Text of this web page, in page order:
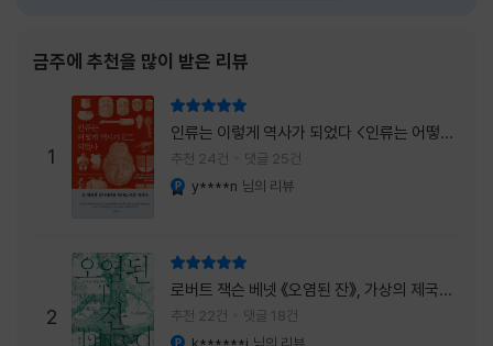
선명하게 그려졌고, 한 편이 끝날 때마다 질문
이 뒤따라왔다. 감출 수 없는 세계는 더 다정할
까 「등껍질」의 세계에서 사람들은 저마다 다른
등껍질을 달고 살아간다. 몸의 일부이면서 한
사람을 표현하는 수단
금주에 추천을 많이 받은 리뷰
1
인류는 이렇게 역사가 되었다 <인류는 어떻게
역사가 되었나>
추천 24건 댓글 25건
y****n 님의 리뷰
2
로버트 잭슨 베넷 《오염된 잔》, 가상의 제국이
주는 실감과 미스터리 사건의 치밀함이 이루어
내는 최상의 시너지...
추천 22건 댓글 18건